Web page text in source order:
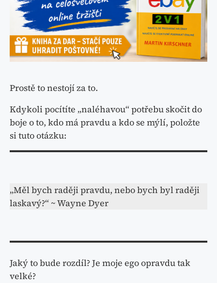
Prostě to nestojí za to.
Kdykoli pocítíte „naléhavou“ potřebu skočit do
boje o to, kdo má pravdu a kdo se mýlí, položte
si tuto otázku:
„Měl bych raději pravdu, nebo bych byl raději
laskavý?“ ~ Wayne Dyer
Jaký to bude rozdíl? Je moje ego opravdu tak
velké?